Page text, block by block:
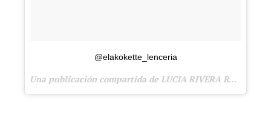
@elakokette_lenceria
Una publicación compartida de LUCIA RIVERA ROMERO (@luciariveraromero) el